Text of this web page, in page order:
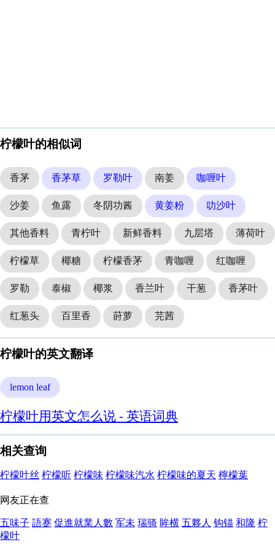
柠檬叶的相似词
香茅 香茅草 罗勒叶 南姜 咖喱叶
沙姜 鱼露 冬阴功酱 黄姜粉 叻沙叶
其他香料 青柠叶 新鲜香料 九层塔 薄荷叶
柠檬草 椰糖 柠檬香茅 青咖喱 红咖喱
罗勒 泰椒 椰浆 香兰叶 干葱 香茅叶
红葱头 百里香 莳萝 芫茜
柠檬叶的英文翻译
lemon leaf
柠檬叶用英文怎么说 - 英语词典
相关查询
柠檬叶丝 柠檬听 柠檬味 柠檬味汽水 柠檬味的夏天 檸檬葉
网友正在查
五味子 語蹇 促進就業人數 军未 瑞骑 眸横 五夥人 钩锚 和隆 柠
檬叶